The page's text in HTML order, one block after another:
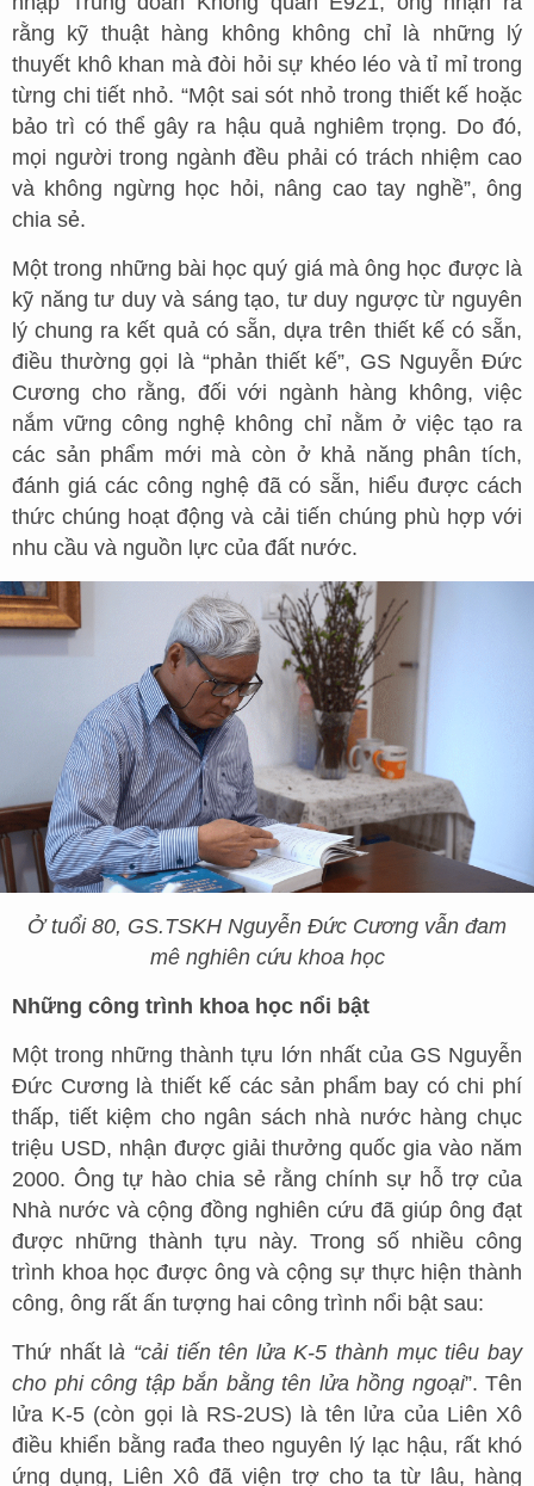
rằng kỹ thuật hàng không không chỉ là những lý
thuyết khô khan mà đòi hỏi sự khéo léo và tỉ mỉ trong
từng chi tiết nhỏ. “Một sai sót nhỏ trong thiết kế hoặc
bảo trì có thể gây ra hậu quả nghiêm trọng. Do đó,
mọi người trong ngành đều phải có trách nhiệm cao
và không ngừng học hỏi, nâng cao tay nghề”, ông
chia sẻ.
Một trong những bài học quý giá mà ông học được là
kỹ năng tư duy và sáng tạo, tư duy ngược từ nguyên
lý chung ra kết quả có sẵn, dựa trên thiết kế có sẵn,
điều thường gọi là “phản thiết kế”, GS Nguyễn Đức
Cương cho rằng, đối với ngành hàng không, việc
nắm vững công nghệ không chỉ nằm ở việc tạo ra
các sản phẩm mới mà còn ở khả năng phân tích,
đánh giá các công nghệ đã có sẵn, hiểu được cách
thức chúng hoạt động và cải tiến chúng phù hợp với
nhu cầu và nguồn lực của đất nước.
Ở tuổi 80, GS.TSKH Nguyễn Đức Cương vẫn đam
mê nghiên cứu khoa học
Những công trình khoa học nổi bật
Một trong những thành tựu lớn nhất của GS Nguyễn
Đức Cương là thiết kế các sản phẩm bay có chi phí
thấp, tiết kiệm cho ngân sách nhà nước hàng chục
triệu USD, nhận được giải thưởng quốc gia vào năm
2000. Ông tự hào chia sẻ rằng chính sự hỗ trợ của
Nhà nước và cộng đồng nghiên cứu đã giúp ông đạt
được những thành tựu này. Trong số nhiều công
trình khoa học được ông và cộng sự thực hiện thành
công, ông rất ấn tượng hai công trình nổi bật sau:
Thứ nhất là “cải tiến tên lửa K-5 thành mục tiêu bay
cho phi công tập bắn bằng tên lửa hồng ngoại”. Tên
lửa K-5 (còn gọi là RS-2US) là tên lửa của Liên Xô
điều khiển bằng rađa theo nguyên lý lạc hậu, rất khó
ứng dụng, Liên Xô đã viện trợ cho ta từ lâu, hàng